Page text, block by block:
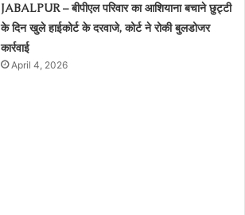
JABALPUR – बीपीएल परिवार का आशियाना बचाने छुट्टी
के दिन खुले हाईकोर्ट के दरवाजे, कोर्ट ने रोकी बुलडोजर
कार्रवाई
April 4, 2026